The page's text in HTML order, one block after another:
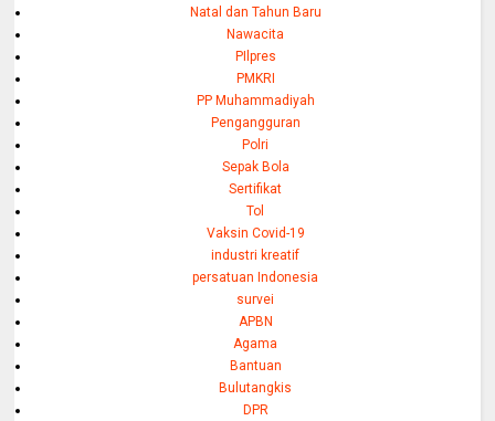
Natal dan Tahun Baru
Nawacita
PIlpres
PMKRI
PP Muhammadiyah
Pengangguran
Polri
Sepak Bola
Sertifikat
Tol
Vaksin Covid-19
industri kreatif
persatuan Indonesia
survei
APBN
Agama
Bantuan
Bulutangkis
DPR